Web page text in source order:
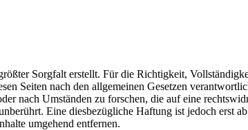
Sorgfalt erstellt. Für die Richtigkeit,
Seiten nach den allgemeinen Gesetzen
nach Umständen zu forschen, die auf eine
Eine diesbezügliche Haftung ist jedoch erst
umgehend entfernen.